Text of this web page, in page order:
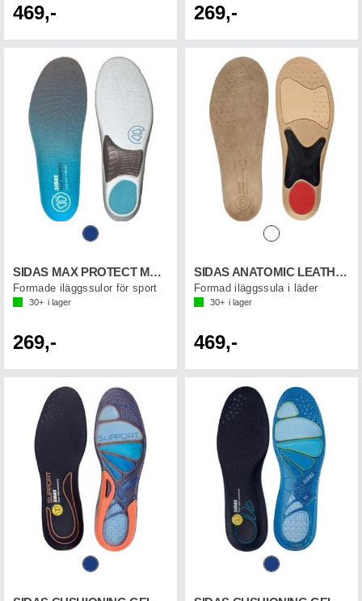
469,- 269,-
SIDAS MAX PROTECT MOVE SUPPORT
Formade iläggssulor för sport
30+ i lager
269,-
SIDAS ANATOMIC LEATHER
Formad iläggssula i läder
30+ i lager
469,-